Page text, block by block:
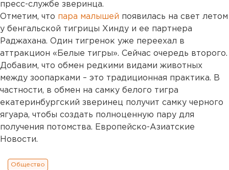
пресс-службе зверинца.
Отметим, что пара малышей появилась на свет летом
у бенгальской тигрицы Хинду и ее партнера
Раджахана. Один тигренок уже переехал в
аттракцион «Белые тигры». Сейчас очередь второго.
Добавим, что обмен редкими видами животных
между зоопарками – это традиционная практика. В
частности, в обмен на самку белого тигра
екатеринбургский зверинец получит самку черного
ягуара, чтобы создать полноценную пару для
получения потомства. Европейско-Азиатские
Новости.
Общество